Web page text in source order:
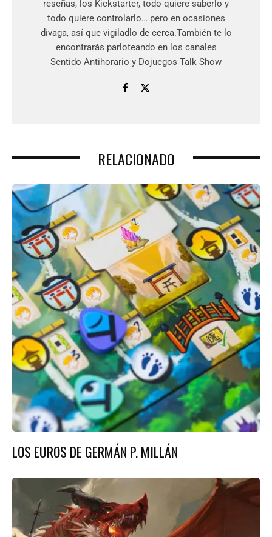
reseñas, los Kickstarter, todo quiere saberlo y
todo quiere controlarlo… pero en ocasiones
divaga, así que vigiladlo de cerca.También te lo
encontrarás parloteando en los canales
Sentido Antihorario y Dojuegos Talk Show
RELACIONADO
LOS EUROS DE GERMÁN P. MILLÁN